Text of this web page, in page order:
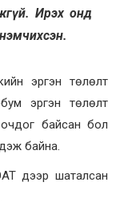
Ирэх онд
эргэн төлөлт
эргэн төлөлт
байсан бол
байна.
дээр шаталсан